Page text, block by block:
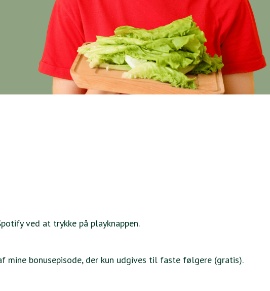
ved at trykke på playknappen.
mine bonusepisode, der kun udgives til faste følgere (gratis).